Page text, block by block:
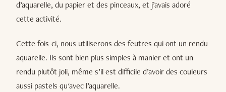
d’aquarelle, du papier et des pinceaux, et j’avais adoré
cette activité.
Cette fois-ci, nous utiliserons des feutres qui ont un rendu
aquarelle. Ils sont bien plus simples à manier et ont un
rendu plutôt joli, même s’il est difficile d’avoir des couleurs
aussi pastels qu'avec l’aquarelle.